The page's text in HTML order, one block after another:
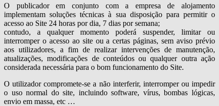
O publicador em conjunto com a empresa de alojamento
implementam soluções técnicas à sua disposição para permitir o
acesso ao Site 24 horas por dia, 7 dias por semana;
contudo, a qualquer momento poderá suspender, limitar ou
interromper o acesso ao site ou a certas páginas, sem aviso prévio
aos utilizadores, a fim de realizar intervenções de manutenção,
atualizações, modificações de conteúdos ou qualquer outra ação
considerada necessária para o bom funcionamento do Site.
O utilizador compromete-se a não interferir, interromper ou impedir
o uso normal do site, incluindo software, vírus, bombas lógicas,
envio em massa, etc …